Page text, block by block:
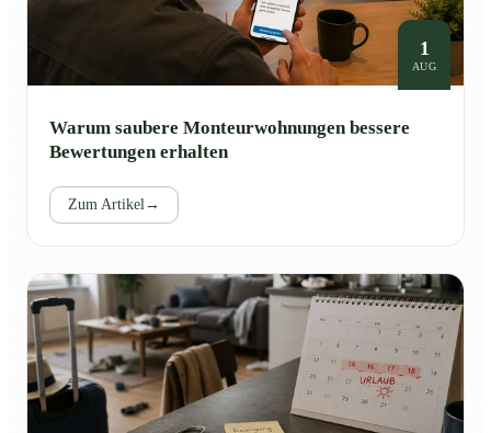
1
AUG
Warum saubere Monteurwohnungen bessere
Bewertungen erhalten
Zum Artikel→